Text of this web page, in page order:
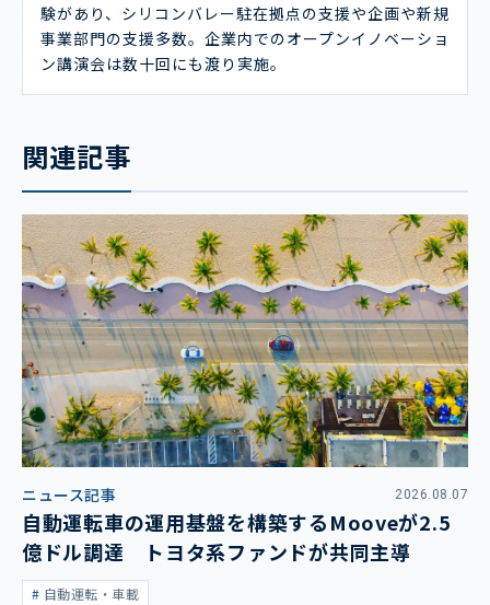
験があり、シリコンバレー駐在拠点の支援や企画や新規
事業部門の支援多数。企業内でのオープンイノベーショ
ン講演会は数十回にも渡り実施。
関連記事
ニュース記事 2026.08.07
自動運転車の運用基盤を構築するMooveが2.5
億ドル調達 トヨタ系ファンドが共同主導
自動運転・車載